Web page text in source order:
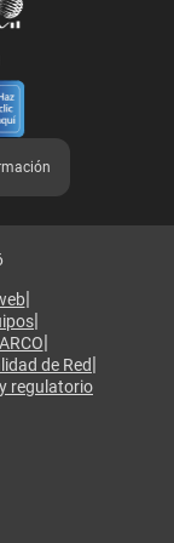
|
|
|
de Red|
regulatorio